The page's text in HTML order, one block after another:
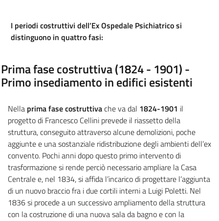
I periodi costruttivi dell’Ex Ospedale Psichiatrico si
distinguono in quattro fasi:
Prima fase costruttiva (1824 - 1901) -
Primo insediamento in edifici esistenti
Nella primafase costruttivache va dal 1824-1901 il
progetto di Francesco Cellini prevede il riassetto della
struttura, conseguito attraverso alcune demolizioni, poche
aggiunte e una sostanziale ridistribuzione degli ambienti dell’ex
convento. Pochi anni dopo questo primo intervento di
trasformazione si rende perciò necessario ampliare la Casa
Centrale e, nel 1834, si affida l’incarico di progettare l’aggiunta
di un nuovo braccio fra i due cortili interni a Luigi Poletti. Nel
1836 si procede a un successivo ampliamento della struttura
con la costruzione di una nuova sala da bagno e con la